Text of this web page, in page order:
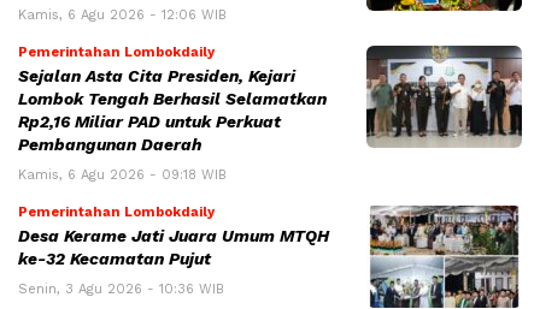
Kamis, 6 Agu 2026 - 12:06 WIB
Pemerintahan Lombokdaily
Sejalan Asta Cita Presiden, Kejari
Lombok Tengah Berhasil Selamatkan
Rp2,16 Miliar PAD untuk Perkuat
Pembangunan Daerah
Kamis, 6 Agu 2026 - 09:18 WIB
Pemerintahan Lombokdaily
Desa Kerame Jati Juara Umum MTQH
ke-32 Kecamatan Pujut
Senin, 3 Agu 2026 - 10:36 WIB